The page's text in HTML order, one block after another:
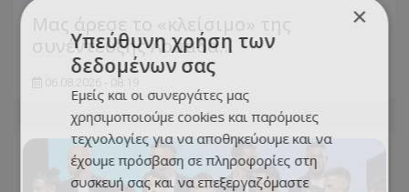
συνέντευξης Λοσάδα…
×
Υπεύθυνη χρήση των
δεδομένων σας
Εμείς και οι συνεργάτες μας
χρησιμοποιούμε cookies και παρόμοιες
τεχνολογίες για να αποθηκεύουμε και να
έχουμε πρόσβαση σε πληροφορίες στη
συσκευή σας και να επεξεργαζόμαστε